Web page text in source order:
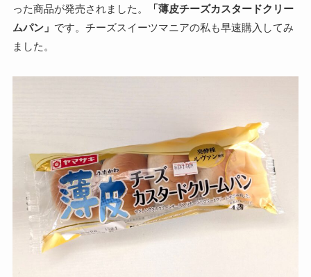
った商品が発売されました。
「薄皮チーズカスタードクリー
ムパン」 です。チーズスイーツマニアの私も早速購入してみ
ました。